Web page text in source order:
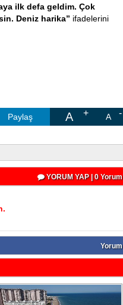
ilk defa geldim. Çok
Deniz harika” ifadelerini
Paylaş A A
YORUM YAP | 0 Yorum
Yorum